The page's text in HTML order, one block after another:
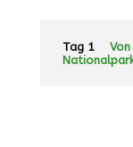
Tag 1